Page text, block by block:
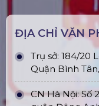
ĐỊA CHỈ VĂN
Trụ sở: 184/20
Quận Bình
CN Hà Nội: Số